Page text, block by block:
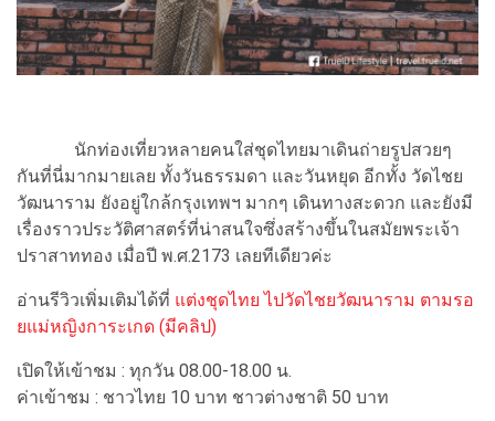
นักท่องเที่ยวหลายคนใส่ชุดไทยมาเดินถ่ายรูปสวยๆ
กันที่นี่มากมายเลย ทั้งวันธรรมดา และวันหยุด อีกทั้ง วัดไชย
วัฒนาราม ยังอยู่ใกล้กรุงเทพฯ มากๆ เดินทางสะดวก และยังมี
เรื่องราวประวัติศาสตร์ที่น่าสนใจซึ่งสร้างขึ้นในสมัยพระเจ้า
ปราสาททอง เมื่อปี พ.ศ.2173 เลยทีเดียวค่ะ
อ่านรีวิวเพิ่มเติมได้ที่ แต่งชุดไทย ไปวัดไชยวัฒนาราม ตามรอ
ยแม่หญิงการะเกด (มีคลิป)
เปิดให้เข้าชม : ทุกวัน 08.00-18.00 น.
ค่าเข้าชม : ชาวไทย 10 บาท ชาวต่างชาติ 50 บาท